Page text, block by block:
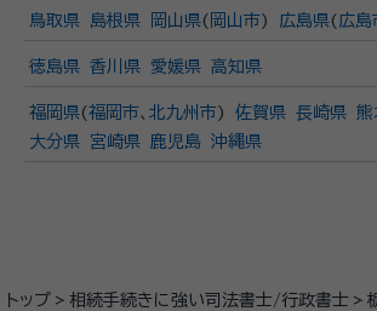
トップ 相続手続きに強い司法書士/行政書士
鳥取県 島根県 岡山県( 岡山市) 広島県( 広島
徳島県 香川県 愛媛県 高知県
福岡県(福岡市、 北九州市) 佐賀県 長崎県 熊
大分県
宮崎県 鹿児島 沖縄県